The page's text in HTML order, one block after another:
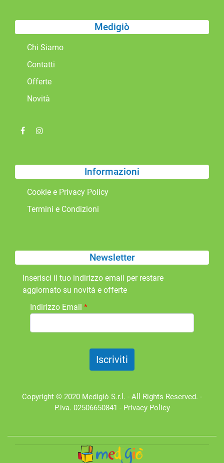
Medigiò
Chi Siamo
Contatti
Offerte
Novità
Informazioni
Cookie e Privacy Policy
Termini e Condizioni
Newsletter
Inserisci il tuo indirizzo email per restare
aggiornato su novità e offerte
Indirizzo Email *
Copyright © 2020 Medigiò S.r.l. - All Rights Reserved. -
P.iva. 02506650841 - Privacy Policy